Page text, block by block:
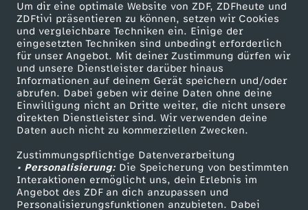
Um dir eine optimale Website von ZDF, ZDFheute und
ZDFtivi präsentieren zu können, setzen wir Cookies
und vergleichbare Techniken ein. Einige der
eingesetzten Techniken sind unbedingt erforderlich
für unser Angebot. Mit deiner Zustimmung dürfen wir
und unsere Dienstleister darüber hinaus
Informationen auf deinem Gerät speichern und/oder
abrufen. Dabei geben wir deine Daten ohne deine
Einwilligung nicht an Dritte weiter, die nicht unsere
direkten Dienstleister sind. Wir verwenden deine
Daten auch nicht zu kommerziellen Zwecken.
Zustimmungspflichtige Datenverarbeitung
• Personalisierung:Die Speicherung von bestimmten
Interaktionen ermöglicht uns, dein Erlebnis im
Angebot des ZDF an dich anzupassen und
Personalisierungsfunktionen anzubieten. Dabei
n
:
M
a
s
s
Mehr ZDF
ZDF-Apps
Smart TV
ZDFtext
Livestreams
Sendungen A-Z
TV-Programm
Service
ZDFmitreden
Kontakt zum ZDF
Tickets
Zuschauerservice
Hilfe